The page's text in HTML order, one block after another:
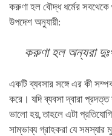
করুণা হল বৌদ্ধ ধর্মের
উপদেশ অনুযায়ী:
করুণা হল অন্যরা
একটি ব্যবসার সঙ্গে এর কী
করে। যদি ব্যবসা দ্বারা
ভালো হয়, তাহলে এটা
সাম্ভাব্য গ্রাহকরা যে সমস্যার